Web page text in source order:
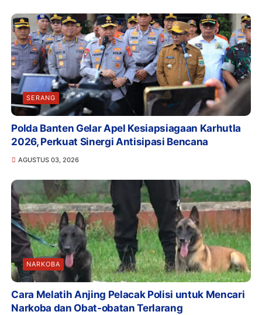
SERANG
Polda Banten Gelar Apel Kesiapsiagaan Karhutla
2026, Perkuat Sinergi Antisipasi Bencana
AGUSTUS 03, 2026
NARKOBA
Cara Melatih Anjing Pelacak Polisi untuk Mencari
Narkoba dan Obat-obatan Terlarang